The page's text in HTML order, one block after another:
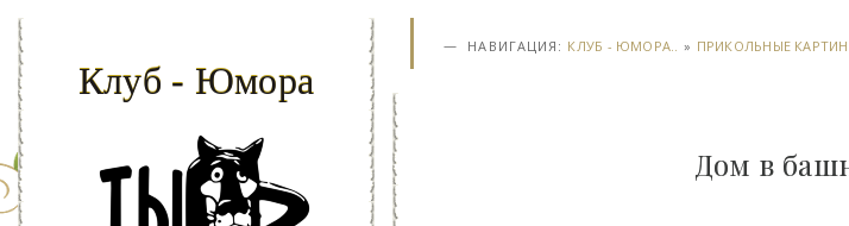
НАВИГАЦИЯ: КЛУБ - ЮМОРА.. » ПРИКОЛЬНЫЕ
Дом в
Клуб - Юмора